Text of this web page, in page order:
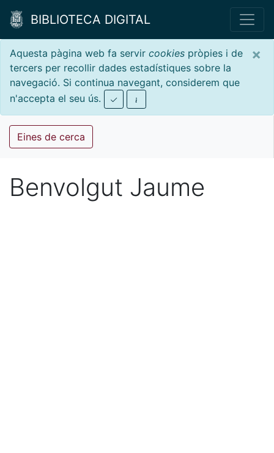
BIBLIOTECA DIGITAL
×
Aquesta pàgina web fa servir cookies pròpies i de
tercers per recollir dades estadístiques sobre la
navegació. Si continua navegant, considerem que
n'accepta el seu ús.
Eines de cerca
Benvolgut Jaume